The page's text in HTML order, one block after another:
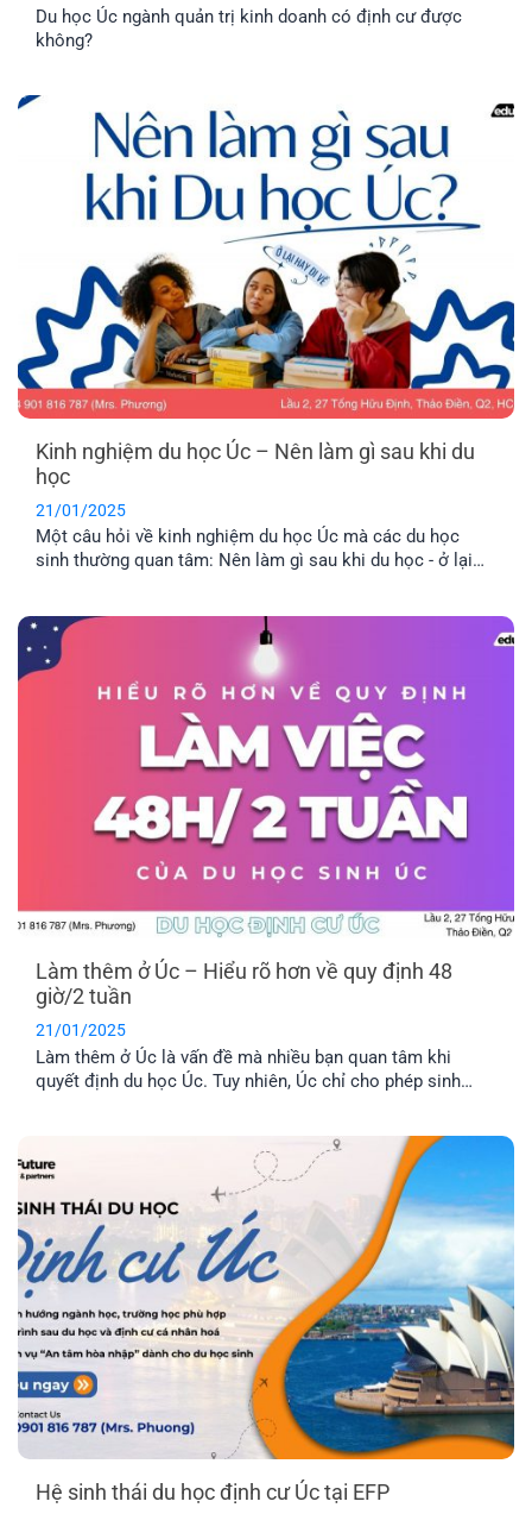
Du học Úc ngành quản trị kinh doanh có định cư được
không?
Kinh nghiệm du học Úc – Nên làm gì sau khi du
học
21/01/2025
Một câu hỏi về kinh nghiệm du học Úc mà các du học
sinh thường quan tâm: Nên làm gì sau khi du học - ở lại
Làm thêm ở Úc – Hiểu rõ hơn về quy định 48
giờ/2 tuần
21/01/2025
Làm thêm ở Úc là vấn đề mà nhiều bạn quan tâm khi
quyết định du học Úc. Tuy nhiên, Úc chỉ cho phép sinh
tìm hiểu qua bài viết này nhé.
Hệ sinh thái du học định cư Úc tại EFP